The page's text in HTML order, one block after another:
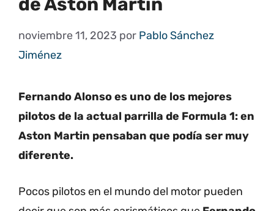
noviembre 11, 2023 por Pablo Sánchez
Jiménez
Fernando Alonso es uno de los mejores
pilotos de la actual parrilla de Formula 1: en
Aston Martin pensaban que podía ser muy
diferente.
Pocos pilotos en el mundo del motor pueden